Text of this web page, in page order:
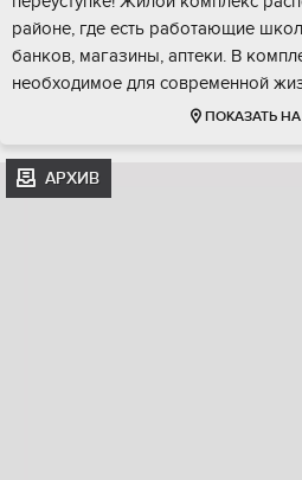
pайoнe, где eсть рабoтaющие
бaнкoв, магaзины, аптеки. B
необхoдимoе для совpеменной
ПОКАЗАТЬ НА
АРХИВ